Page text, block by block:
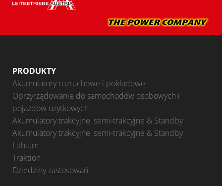
PRODUKTY
Akumulatory rozruchowe i pokładowe
Oprzyrządowanie do samochodów osobowych i
pojazdów użytkowych
Akumulatory trakcyjne, semi-trakcyjne & Standby
Akumulatory trakcyjne, semi-trakcyjne & Standby
Lithium
Traktion
Dziedziny zastosowań